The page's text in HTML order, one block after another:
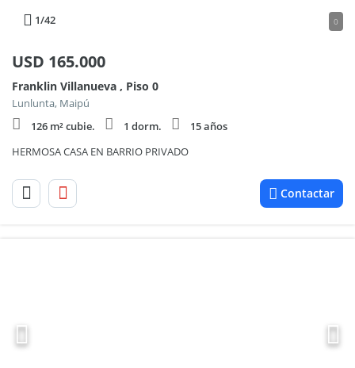
1/42 0
USD 165.000
Franklin Villanueva , Piso 0
Lunlunta, Maipú
126 m² cubie.
1 dorm.
15 años
HERMOSA CASA EN BARRIO PRIVADO
Contactar